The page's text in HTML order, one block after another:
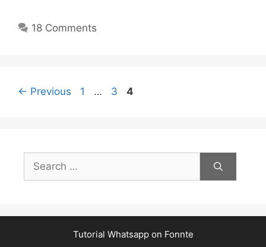
18 Comments
← Previous Page
1 … Page
3 Page
4
Search
for:
Tutorial Whatsapp on Fonnte